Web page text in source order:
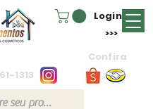
Login
1313
>>>
Confira